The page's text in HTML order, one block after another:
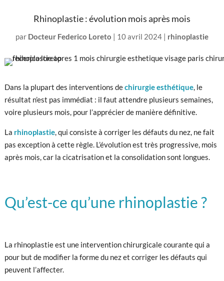
Rhinoplastie : évolution mois après mois
par Docteur Federico Loreto | 10 avril 2024| rhinoplastie
Dans la plupart des interventions dechirurgie esthétique, le
résultat n’est pas immédiat : il faut attendre plusieurs semaines,
voire plusieurs mois, pour l’apprécier de manière définitive.
La rhinoplastie, qui consiste à corriger les défauts du nez, ne fait
pas exception à cette règle. L’évolution est très progressive, mois
après mois, car la cicatrisation et la consolidation sont longues.
Qu’est-ce qu’une rhinoplastie ?
La rhinoplastie est une intervention chirurgicale courante qui a
pour but de modifier la forme du nez et corriger les défauts qui
peuvent l’affecter.